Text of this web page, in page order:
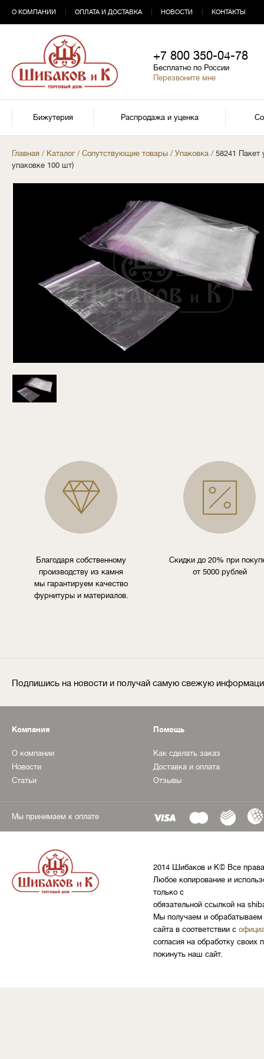
О КОМПАНИИ ОПЛАТА И ДОСТАВКА НОВОСТИ КОНТАКТЫ
+7 800 350-04-78
Бесплатно по России
Перезвоните мне
Бижутерия Распродажа и уценка
Главная / Каталог/ Сопутствующие товары / Упаковка / 58241 Пакет
упаковке 100 шт)
Благодаря собственному
производству из камня
мы гарантируем качество
фурнитуры и материалов.
Скидки до 20% при
от 5000 рублей
Подпишись на новости и получай самую свежую
Компания
О компании
Новости
Статьи
Помощь
Как сделать заказ
Доставка и оплата
Отзывы
Мы принимаем к оплате
2014 Шибаков и К© Все
Любое копирование и
только с
обязательной ссылкой на
Мы получаем и обрабатываем
сайта в соответствии с
согласия на обработку
покинуть наш сайт.